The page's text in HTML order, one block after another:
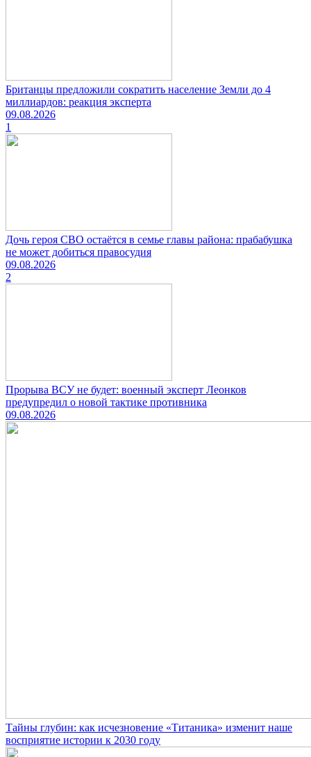
Британцы предложили сократить население Земли до 4
миллиардов: реакция эксперта
09.08.2026
1
Дочь героя СВО остаётся в семье главы района: прабабушка
не может добиться правосудия
09.08.2026
2
Прорыва ВСУ не будет: военный эксперт Леонков
предупредил о новой тактике противника
09.08.2026
Тайны глубин: как исчезновение «Титаника» изменит наше
восприятие истории к 2030 году